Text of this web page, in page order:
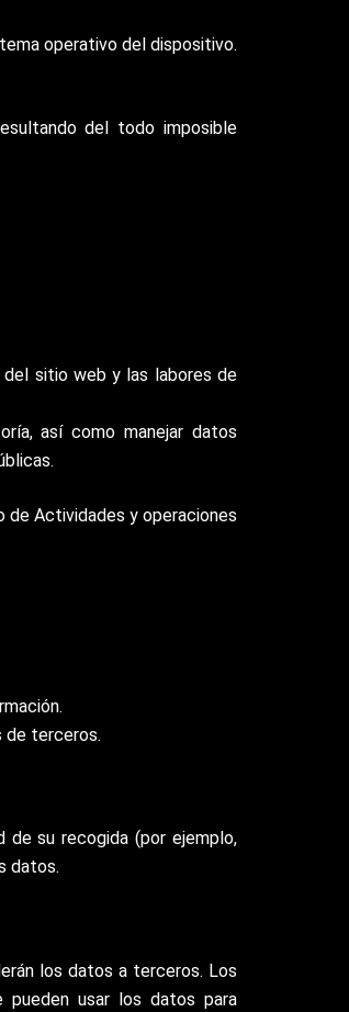
operativo del dispositivo.
del todo imposible
sitio web y las labores de
así como manejar datos
de Actividades y operaciones
de terceros.
su recogida (por ejemplo,
datos.
los datos a terceros. Los
pueden usar los datos para